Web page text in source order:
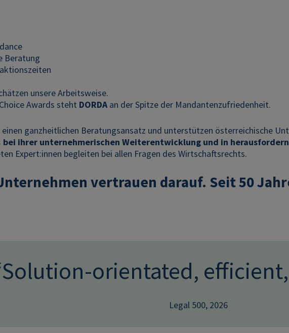
Beratung
unsere Arbeitsweise.
Awards steht DORDAan der Spitze der Mandantenzufriedenheit.
ganzheitlichen Beratungsansatz und unterstützen österreichische
bei ihrer unternehmerischen Weiterentwicklung und in
Expert:innen begleiten bei allen Fragen des Wirtschaftsrechts.
vertrauen darauf. Seit 50
orientated,
Legal 500, 2026